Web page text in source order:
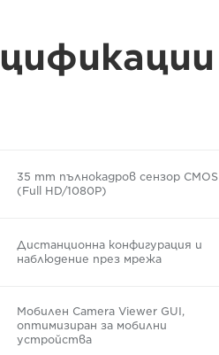
35 mm пълнокадров сензор CMOS
(Full HD/1080P)
Дистанционна конфигурация и
наблюдение през мрежа
Мобилен Camera Viewer GUI,
оптимизиран за мобилни
устройства